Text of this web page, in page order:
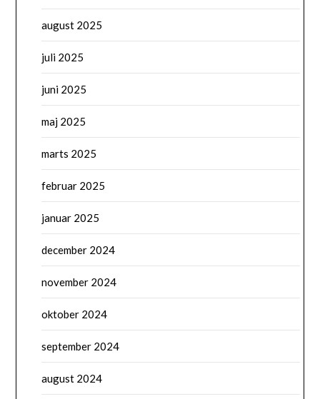
august 2025
juli 2025
juni 2025
maj 2025
marts 2025
februar 2025
januar 2025
december 2024
november 2024
oktober 2024
september 2024
august 2024